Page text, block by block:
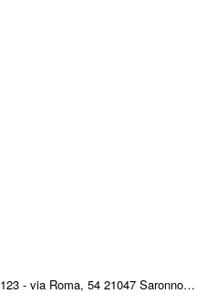
Smart Touch srl - P.IVA IT-03357540123 - via Roma, 54 21047 Saronno (VA) ITALY